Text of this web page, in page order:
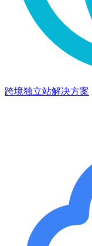
跨境独立站解决方案